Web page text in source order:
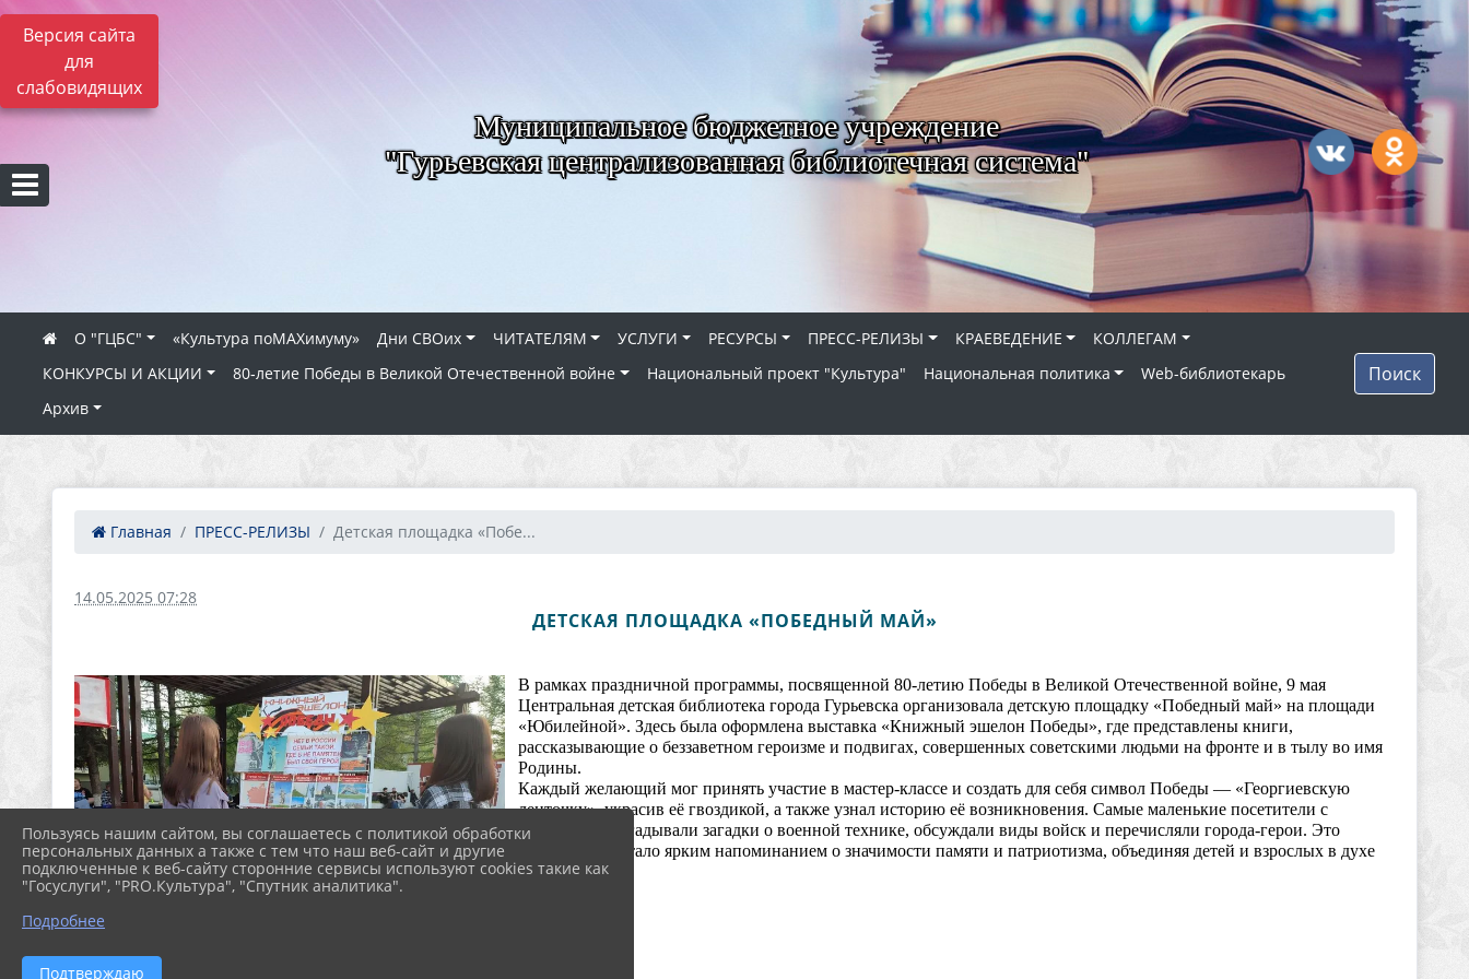
Версия сайта
для
слабовидящих
Муниципальное бюджетное учреждение
"Гурьевская централизованная библиотечная система"
О "ГЦБС" «Культура поMAXимуму» Дни СВОих ЧИТАТЕЛЯМ УСЛУГИ РЕСУРСЫ ПРЕСС-РЕЛИЗЫ КРАЕВЕДЕНИЕ
КОЛЛЕГАМ
КОНКУРСЫ И АКЦИИ
80‑летие Победы в Великой Отечественной войне Национальный проект "Культура" Национальная политика
Web-библиотекарь
Архив
Поиск
Главная ПРЕСС-РЕЛИЗЫ Детская площадка «Побе...
14.05.2025 07:28
ДЕТСКАЯ ПЛОЩАДКА «ПОБЕДНЫЙ МАЙ»
В рамках праздничной программы, посвященной 80-летию Победы в Великой Отечественной войне, 9 мая
Центральная детская библиотека города Гурьевска организовала детскую площадку «Победный май» на площади
«Юбилейной». Здесь была оформлена выставка «Книжный эшелон Победы», где представлены книги,
рассказывающие о беззаветном героизме и подвигах, совершенных советскими людьми на фронте и в тылу во имя
Родины.
Каждый желающий мог принять участие в мастер-классе и создать для себя символ Победы — «Георгиевскую
ленточку», украсив её гвоздикой, а также узнал историю её возникновения. Самые маленькие посетители с
увлечением отгадывали загадки о военной технике, обсуждали виды войск и перечисляли города-герои. Это
мероприятие стало ярким напоминанием о значимости памяти и патриотизма, объединяя детей и взрослых в духе
праздника.
Пользуясь нашим сайтом, вы соглашаетесь с политикой обработки
персональных данных а также с тем что наш веб-сайт и другие
подключенные к веб-сайту сторонние сервисы используют cookies такие как
"Госуслуги", "PRO.Культура", "Спутник аналитика".
Подробнее
Подтверждаю